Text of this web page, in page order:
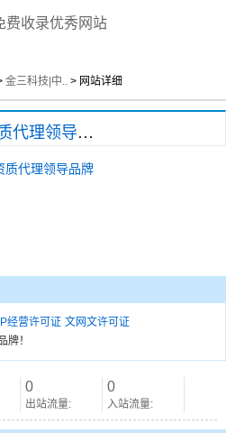
费收录优秀网站
金三科技|中.. > 网站详细
金三科技|中国互联网资质代理领导品牌
质代理领导品牌
经营许可证 文网文许可证
牌！
0
出站流量:
0
入站流量: